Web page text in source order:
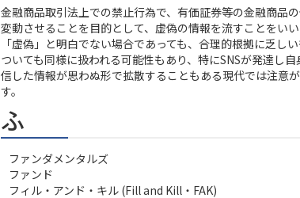
金融商品取引法上での禁止行為で、有価証券等の金融商品
変動させることを目的として、虚偽の情報を流すことをいい
「虚偽」と明白でない場合であっても、合理的根拠に乏し
ついても同様に扱われる可能性もあり、特にSNSが発達し自
信した情報が思わぬ形で拡散することもある現代では注意
す。
ふ
ファンダメンタルズ
ファンド
フィル・アンド・キル (Fill and Kill・FAK)